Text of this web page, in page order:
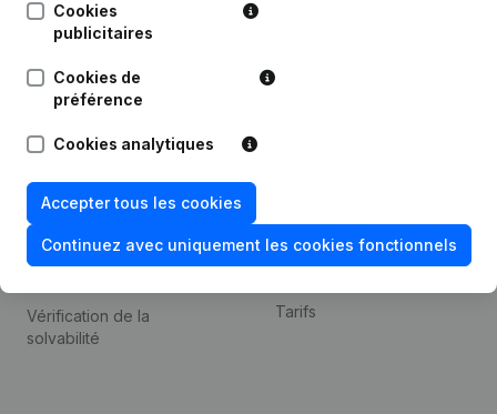
Cookies
publicitaires
Cookies de
préférence
Cookies analytiques
Accepter tous les cookies
Continuez avec uniquement les cookies fonctionnels
Thème
de la fraude
Consulter des comptes
annuels
Recherche de numéro de
Vérification de la
solvabilité
Contact
Tarifs